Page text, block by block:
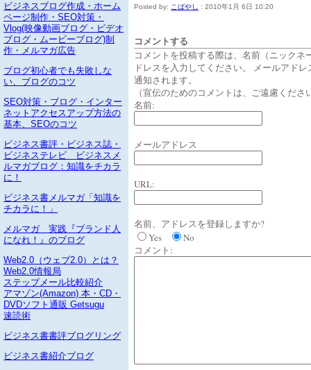
Posted by: こばやし : 2010年1月 6日 10:20
コメントする
コメントを投稿する際は、名前（ニックネ
ドレスを入力してください。 メールアド
通知されます。
（宣伝のためのコメントは、ご遠慮くださ
名前:
メールアドレス
URL:
名前、アドレスを登録しますか?
Yes
No
コメント:
ビジネスブログ作成・ホーム
ページ制作・SEO対策・
Vlog(映像動画ブログ・ビデオ
ブログ・ムービーブログ)制
作・メルマガ広告
ブログ初心者でも失敗しな
い、ブログのコツ
SEO対策・ブログ・インター
ネットアクセスアップ方法の
基本、SEOのコツ
ビジネス書評・ビジネス誌・
ビジネステレビ ビジネスメ
ルマガブログ：知識をチカラ
に！
ビジネス書メルマガ「知識を
チカラに！」
メルマガ 実践『ブランド人
になれ！』のブログ
Web2.0（ウェブ2.0）とは？
Web2.0情報局
ステップメール比較紹介
アマゾン(Amazon) 本・CD・
DVDソフト通販 Getsugu
速読術
ビジネス書書評ブログリング
ビジネス書紹介ブログ